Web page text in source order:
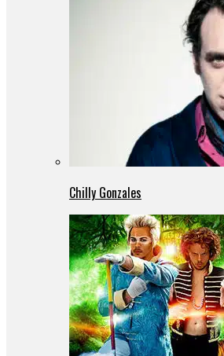
Chilly Gonzales